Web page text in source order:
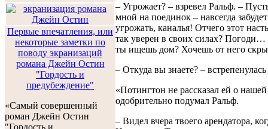
Первые впечатления, или
некоторые заметки по
поводу экранизаций
романа Джейн Остин
"Гордость и
предубеждение"
«Самый совершенный
роман Джейн Остин
"Гордость и
– Угрожает? – взревел Ральф. –
мной на поединок – навсегда
угрожать, каналья! Отчего этот
так уверен в своих силах?
ты ищешь дом? Хочешь от него
– Откуда вы знаете? –
«Потингтон не рассказал ей о нашей
одобрительно подумал Ральф.
– Видел вчера твоего арендатора,